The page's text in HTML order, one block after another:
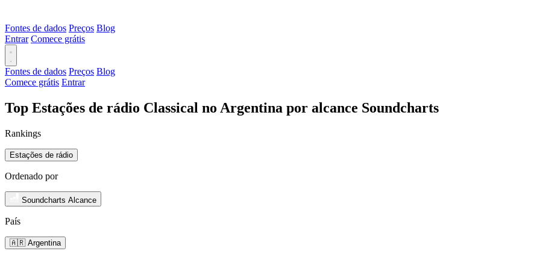
Fontes de dados Preços Blog
Entrar Comece grátis
Fontes de dados Preços Blog
Comece grátis Entrar
Top Estações de rádio Classical no Argentina por alcance Soundcharts
Rankings
Estações de rádio
Ordenado por
Soundcharts Alcance
País
🇦🇷 Argentina